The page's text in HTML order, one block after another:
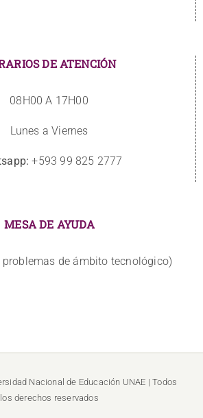
DE ATENCIÓN
08H00 A 17H00
Lunes a Viernes
+593 99 825 2777
MESA DE AYUDA
problemas de ámbito tecnológico)
Nacional de Educación UNAE | Todos
los derechos reservados